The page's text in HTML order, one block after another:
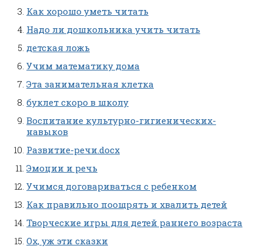
Как хорошо уметь читать
Надо ли дошкольника учить читать
детская ложь
Учим математику дома
Эта занимательная клетка
буклет скоро в школу
Воспитание культурно-гигиенических-
навыков
Развитие-речи.docx
Эмоции и речь
Учимся договариваться с ребенком
Как правильно поощрять и хвалить детей
Творческие игры для детей раннего возраста
Ох, уж эти сказки